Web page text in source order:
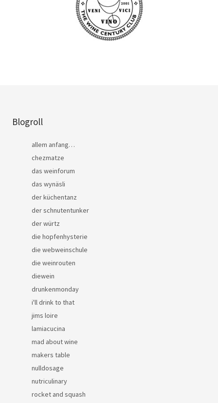
Blogroll
allem anfang…
chezmatze
das weinforum
das wynäsli
der küchentanz
der schnutentunker
der würtz
die hopfenhysterie
die webweinschule
die weinrouten
diewein
drunkenmonday
i'll drink to that
jims loire
lamiacucina
mad about wine
makers table
nulldosage
nutriculinary
rocket and squash